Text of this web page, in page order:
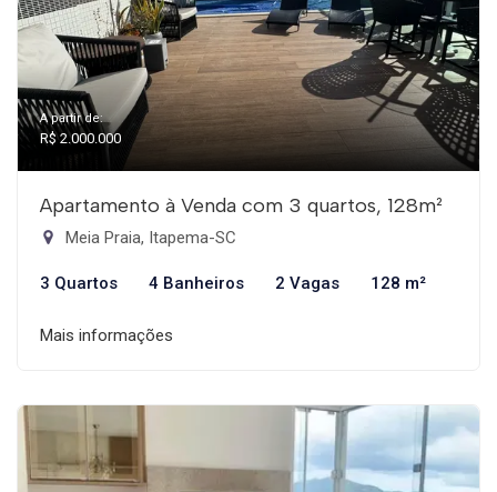
A partir de:
R$ 2.000.000
Apartamento à Venda com 3 quartos, 128m²
Meia Praia, Itapema-SC
3 Quartos 4 Banheiros 2 Vagas 128 m²
Mais informações